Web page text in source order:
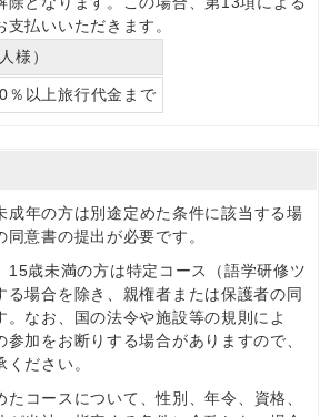
払いいただきます。
様）
％以上旅行代金まで
成年の方は別途定めた条件に該当する場
意書の提出が必要です。
15歳未満の方は特定コース（語学研修ツ
る場合を除き、親権者または保護者の同
。なお、国の法令や施設等の規則によ
参加をお断りする場合がありますので、
ださい。
たコースについて、性別、年令、資格、